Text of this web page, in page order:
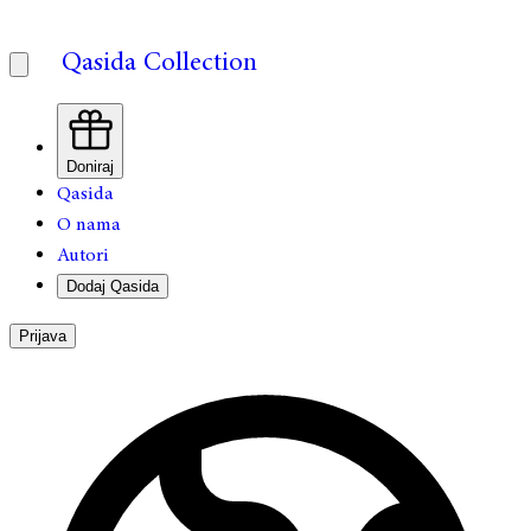
Qasida Collection
Doniraj
Qasida
O nama
Autori
Dodaj Qasida
Prijava